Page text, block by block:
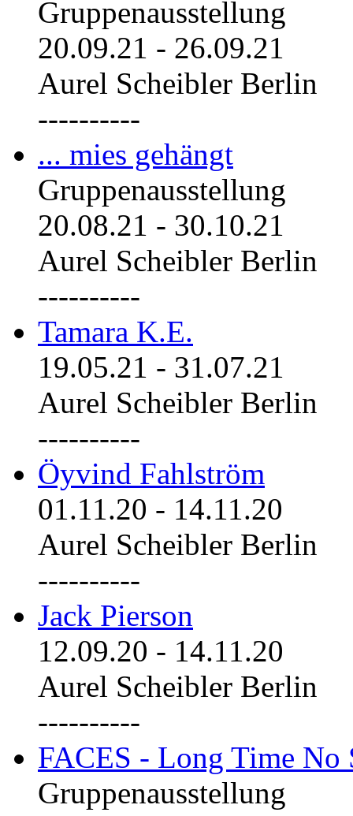
Gruppenausstellung
20.09.21 - 26.09.21
Aurel Scheibler Berlin
----------
... mies gehängt
Gruppenausstellung
20.08.21 - 30.10.21
Aurel Scheibler Berlin
----------
Tamara K.E.
19.05.21 - 31.07.21
Aurel Scheibler Berlin
----------
Öyvind Fahlström
01.11.20 - 14.11.20
Aurel Scheibler Berlin
----------
Jack Pierson
12.09.20 - 14.11.20
Aurel Scheibler Berlin
----------
FACES - Long Time No
Gruppenausstellung